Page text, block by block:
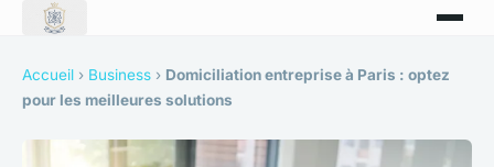
Accueil › Business › Domiciliation entreprise à Paris : optez
pour les meilleures solutions